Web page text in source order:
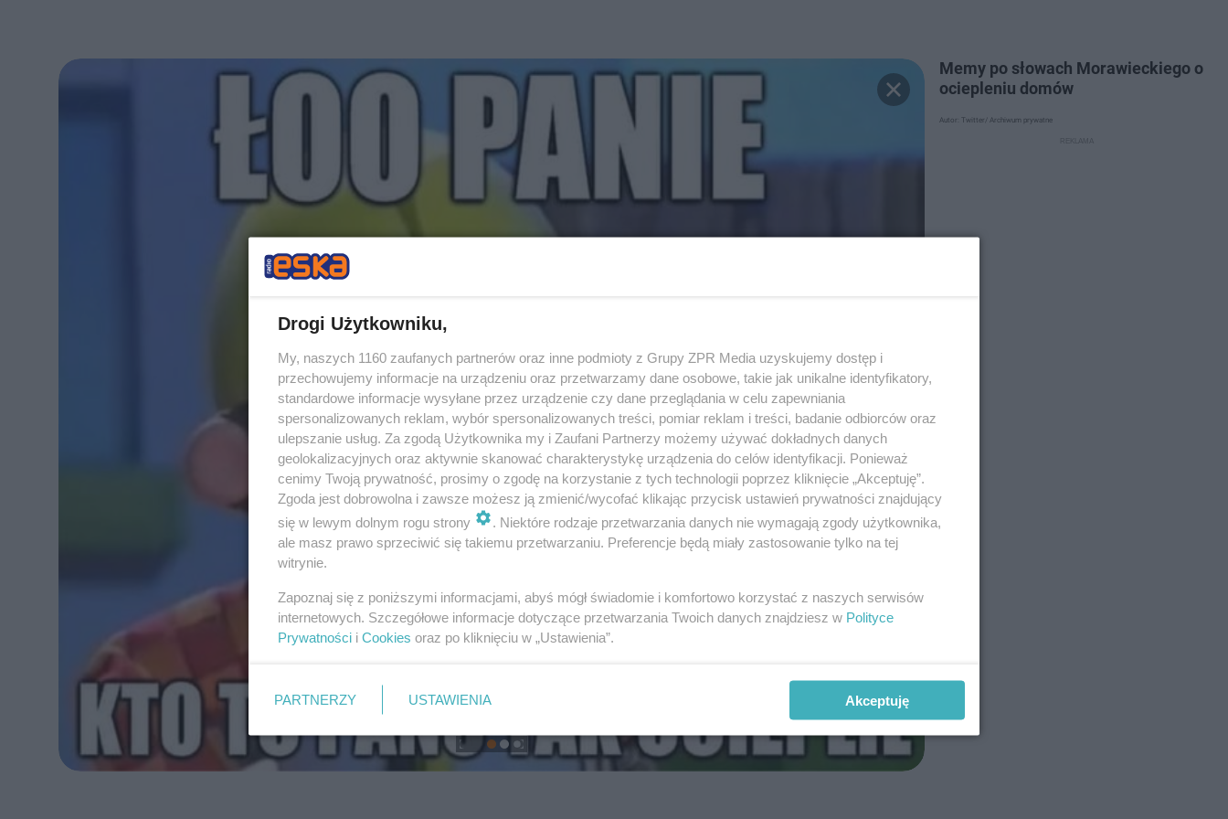
Memy po słowach Morawieckiego o
ociepleniu domów
Autor: Twitter/ Archiwum prywatne
Drogi Użytkowniku,
My, naszych 1160 zaufanych partnerów oraz inne podmioty z Grupy ZPR Media uzyskujemy dostęp i
przechowujemy informacje na urządzeniu oraz przetwarzamy dane osobowe, takie jak unikalne identyfikatory,
standardowe informacje wysyłane przez urządzenie czy dane przeglądania w celu zapewniania
spersonalizowanych reklam, wybór spersonalizowanych treści, pomiar reklam i treści, badanie odbiorców oraz
ulepszanie usług. Za zgodą Użytkownika my i Zaufani Partnerzy możemy używać dokładnych danych
geolokalizacyjnych oraz aktywnie skanować charakterystykę urządzenia do celów identyfikacji. Ponieważ
cenimy Twoją prywatność, prosimy o zgodę na korzystanie z tych technologii poprzez kliknięcie „Akceptuję”.
Zgoda jest dobrowolna i zawsze możesz ją zmienić/wycofać klikając przycisk ustawień prywatności znajdujący
się w lewym dolnym rogu strony
. Niektóre rodzaje przetwarzania danych nie wymagają zgody użytkownika,
ale masz prawo sprzeciwić się takiemu przetwarzaniu. Preferencje będą miały zastosowanie tylko na tej
witrynie.
Zapoznaj się z poniższymi informacjami, abyś mógł świadomie i komfortowo korzystać z naszych serwisów
internetowych. Szczegółowe informacje dotyczące przetwarzania Twoich danych znajdziesz w Polityce
Prywatności i Cookies oraz po kliknięciu w „Ustawienia”.
PARTNERZY USTAWIENIA Akceptuję